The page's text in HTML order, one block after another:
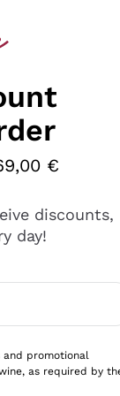
prezzo. Le
€
discounts,
day!
and promotional
as required by